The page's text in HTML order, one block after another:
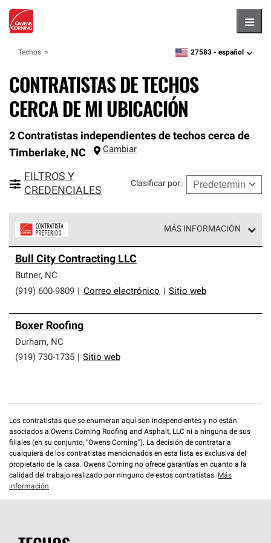
Techos zipcode,language
27583 - español
CONTRATISTAS DE TECHOS
CERCA DE MI UBICACIÓN
2 Contratistas independientes de techos cerca de
Timberlake, NC Cambiar
FILTROS Y
CREDENCIALES
Clasificar por:
MÁS INFORMACIÓN
parte de una red exclusiva de profesionales de techos
que cumplen con altos estándares y requisitos estrictos
de profesionalismo y confiabilidad.
Bull City Contracting LLC
Butner, NC
(919) 600-9809
Correo electrónico Sitio web
Boxer Roofing
Durham, NC
(919) 730-1735
Sitio web
Los contratistas que se enumeran aquí son independientes y no están
asociados a Owens Corning Roofing and Asphalt, LLC ni a ninguna de sus
filiales (en su conjunto, “Owens Corning”). La decisión de contratar a
cualquiera de los contratistas mencionados en esta lista es exclusiva del
propietario de la casa. Owens Corning no ofrece garantías en cuanto a la
calidad del trabajo realizado por ninguno de estos contratistas. Más
información